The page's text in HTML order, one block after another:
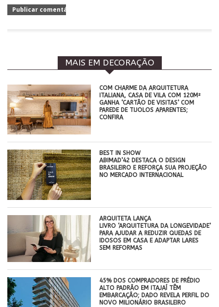
MAIS EM DECORAÇÃO
COM CHARME DA ARQUITETURA
ITALIANA, CASA DE VILA COM 120M²
GANHA ‘CARTÃO DE VISITAS’ COM
PAREDE DE TIJOLOS APARENTES;
CONFIRA
BEST IN SHOW
ABIMAD’42 DESTACA O DESIGN
BRASILEIRO E REFORÇA SUA PROJEÇÃO
NO MERCADO INTERNACIONAL
ARQUITETA LANÇA
LIVRO ‘ARQUITETURA DA LONGEVIDADE’
PARA AJUDAR A REDUZIR QUEDAS DE
IDOSOS EM CASA E ADAPTAR LARES
SEM REFORMAS
45% DOS COMPRADORES DE PRÉDIO
ALTO PADRÃO EM ITAJAÍ TÊM
EMBARCAÇÃO; DADO REVELA PERFIL DO
NOVO MILIONÁRIO BRASILEIRO